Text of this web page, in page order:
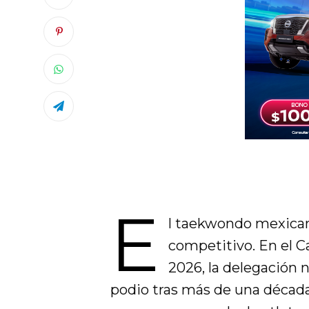
E
l taekwondo
competitivo. En el
2026, la delegación
podio tras más de una